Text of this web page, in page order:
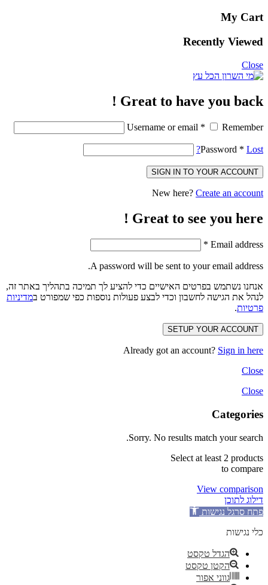
My Cart
Recently Viewed
Close
Great to have you back !
Username or email * Remember
Password * Lost?
SIGN IN TO YOUR ACCOUNT
New here? Create an account
Great to see you here !
Email address
*
A password will be sent to your email address.
אנחנו נשתמש בפרטים האישיים כדי להציע לך תמיכה בתהליך באתר זה,
לנהל את הגישה לחשבון וכדי לבצע פעולות נוספות כפי שמפורט במדיניות
פרטיות.
SETUP YOUR ACCOUNT
Already got an account? Sign in here
Close
Close
Categories
Sorry. No results match your search.
Select at least 2 products
to compare
View comparison
דילוג לתוכן
פתח סרגל נגישות
כלי נגישות
הגדל טקסט
הקטן טקסט
גווני אפור